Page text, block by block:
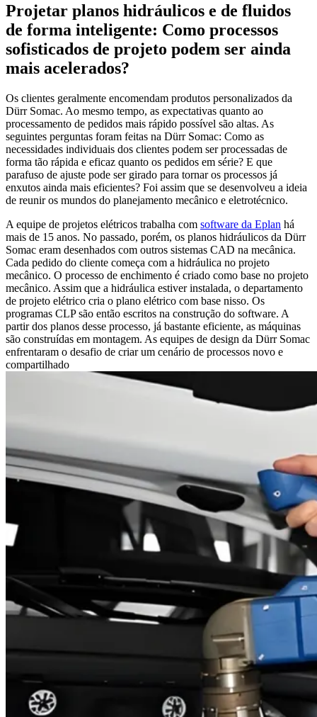
Projetar planos hidráulicos e de fluidos
de forma inteligente: Como processos
sofisticados de projeto podem ser ainda
mais acelerados?
Os clientes geralmente encomendam produtos personalizados da
Dürr Somac. Ao mesmo tempo, as expectativas quanto ao
processamento de pedidos mais rápido possível são altas. As
seguintes perguntas foram feitas na Dürr Somac: Como as
necessidades individuais dos clientes podem ser processadas de
forma tão rápida e eficaz quanto os pedidos em série? E que
parafuso de ajuste pode ser girado para tornar os processos já
enxutos ainda mais eficientes? Foi assim que se desenvolveu a ideia
de reunir os mundos do planejamento mecânico e eletrotécnico.
A equipe de projetos elétricos trabalha com software da Eplan há
mais de 15 anos. No passado, porém, os planos hidráulicos da Dürr
Somac eram desenhados com outros sistemas CAD na mecânica.
Cada pedido do cliente começa com a hidráulica no projeto
mecânico. O processo de enchimento é criado como base no projeto
mecânico. Assim que a hidráulica estiver instalada, o departamento
de projeto elétrico cria o plano elétrico com base nisso. Os
programas CLP são então escritos na construção do software. A
partir dos planos desse processo, já bastante eficiente, as máquinas
são construídas em montagem. As equipes de design da Dürr Somac
enfrentaram o desafio de criar um cenário de processos novo e
compartilhado